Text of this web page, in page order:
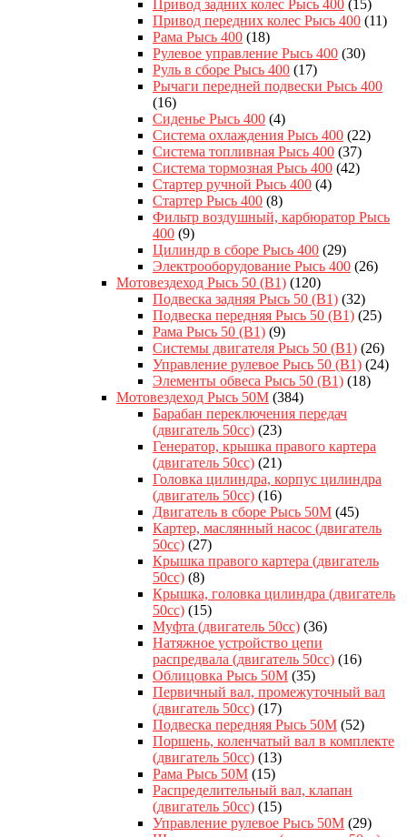
Привод задних колес Рысь 400 (15)
Привод передних колес Рысь 400 (11)
Рама Рысь 400 (18)
Рулевое управление Рысь 400 (30)
Руль в сборе Рысь 400 (17)
Рычаги передней подвески Рысь 400
(16)
Сиденье Рысь 400 (4)
Система охлаждения Рысь 400 (22)
Система топливная Рысь 400 (37)
Система тормозная Рысь 400 (42)
Стартер ручной Рысь 400 (4)
Стартер Рысь 400 (8)
Фильтр воздушный, карбюратор Рысь
400 (9)
Цилиндр в сборе Рысь 400 (29)
Электрооборудование Рысь 400 (26)
Мотовездеход Рысь 50 (B1) (120)
Подвеска задняя Рысь 50 (B1) (32)
Подвеска передняя Рысь 50 (B1) (25)
Рама Рысь 50 (B1) (9)
Системы двигателя Рысь 50 (B1) (26)
Управление рулевое Рысь 50 (В1) (24)
Элементы обвеса Рысь 50 (B1) (18)
Мотовездеход Рысь 50M (384)
Барабан переключения передач
(двигатель 50сс) (23)
Генератор, крышка правого картера
(двигатель 50сс) (21)
Головка цилиндра, корпус цилиндра
(двигатель 50сс) (16)
Двигатель в сборе Рысь 50M (45)
Картер, маслянный насос (двигатель
50сс) (27)
Крышка правого картера (двигатель
50сс) (8)
Крышка, головка цилиндра (двигатель
50сс) (15)
Муфта (двигатель 50сс) (36)
Натяжное устройство цепи
распредвала (двигатель 50сс) (16)
Облицовка Рысь 50M (35)
Первичный вал, промежуточный вал
(двигатель 50сс) (17)
Подвеска передняя Рысь 50M (52)
Поршень, коленчатый вал в комплекте
(двигатель 50сс) (13)
Рама Рысь 50M (15)
Распределительный вал, клапан
(двигатель 50сс) (15)
Управление рулевое Рысь 50M (29)